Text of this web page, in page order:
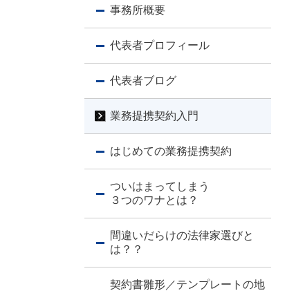
事務所概要
代表者プロフィール
代表者ブログ
業務提携契約入門
はじめての業務提携契約
ついはまってしまう
３つのワナとは？
間違いだらけの法律家選びと
は？？
契約書雛形／テンプレートの地